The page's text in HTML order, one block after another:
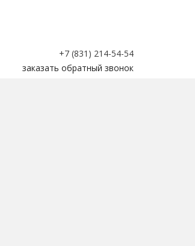
+7 (831) 214-54-54
заказать обратный звонок